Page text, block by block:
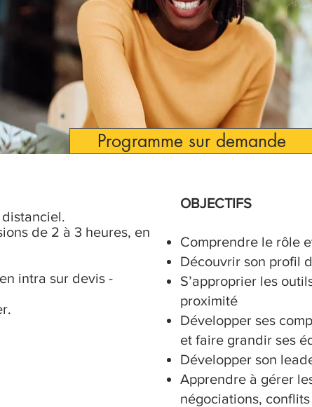
Programme sur demande
de 2 à 3 heures, en
intra sur devis -
OBJECTIFS
Comprendre le rôle
Découvrir son profil
S’approprier les
proximité
Développer ses
et faire grandir ses
Développer son
Apprendre à gérer
négociations, conflits